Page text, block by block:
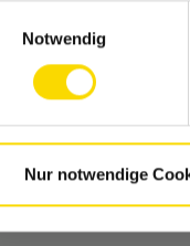
Notwendig
Nur notwendige